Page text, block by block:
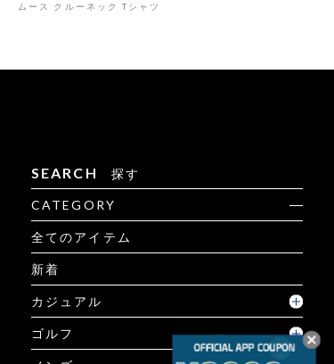
ムース クルーネック Tシャツ
SEARCH 探す
CATEGORY
全てのアイテム
新着
カジュアル
ゴルフ